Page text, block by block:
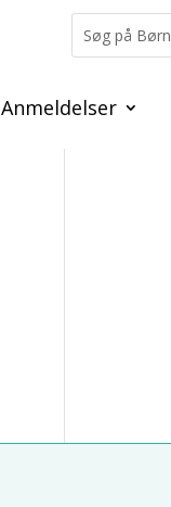
Anmeldelser